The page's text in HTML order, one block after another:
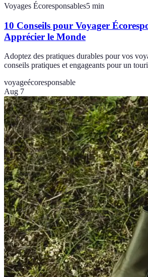
Voyages Écoresponsables5 min
10 Conseils pour Voyager
Apprécier le Monde
Adoptez des pratiques durables pour vos
conseils pratiques et engageants pour un
voyageécoresponsable
Aug 7